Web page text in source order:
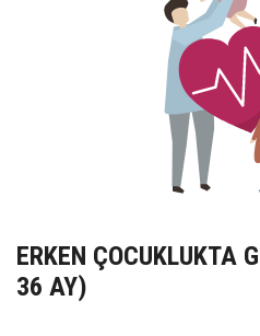
ERKEN ÇOCUKLUKTA
36 AY)